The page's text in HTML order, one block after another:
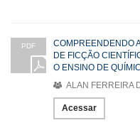
PDF
COMPREENDENDO
DE FICÇÃO
O ENSINO DE
ALAN FERREIRA
Acessar